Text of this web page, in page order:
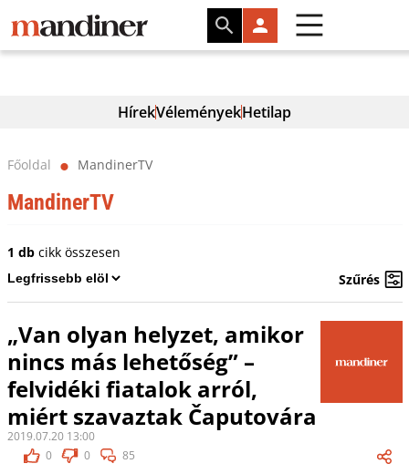
HírekVéleményekHetilap
Főoldal ⬤ MandinerTV
MandinerTV
1 dbcikk összesen
Szűrés
„Van olyan helyzet, amikor
nincs más lehetőség” –
felvidéki fiatalok arról,
miért szavaztak Čaputovára
2019.07.20 13:00
0
0 85